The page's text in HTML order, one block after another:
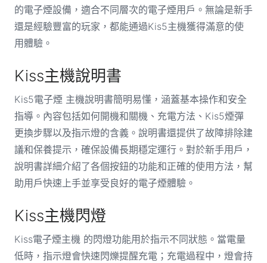
的電子煙設備，適合不同層次的電子煙用戶。無論是新手
還是經驗豐富的玩家，都能通過Kis5主機獲得滿意的使
用體驗。
Kiss主機說明書
Kis5電子煙 主機說明書簡明易懂，涵蓋基本操作和安全
指導。內容包括如何開機和關機、充電方法、Kis5煙彈
更換步驟以及指示燈的含義。說明書還提供了故障排除建
議和保養提示，確保設備長期穩定運行。對於新手用戶，
說明書詳細介紹了各個按鈕的功能和正確的使用方法，幫
助用戶快速上手並享受良好的電子煙體驗。
Kiss主機閃燈
Kiss電子煙主機 的閃燈功能用於指示不同狀態。當電量
低時，指示燈會快速閃爍提醒充電；充電過程中，燈會持